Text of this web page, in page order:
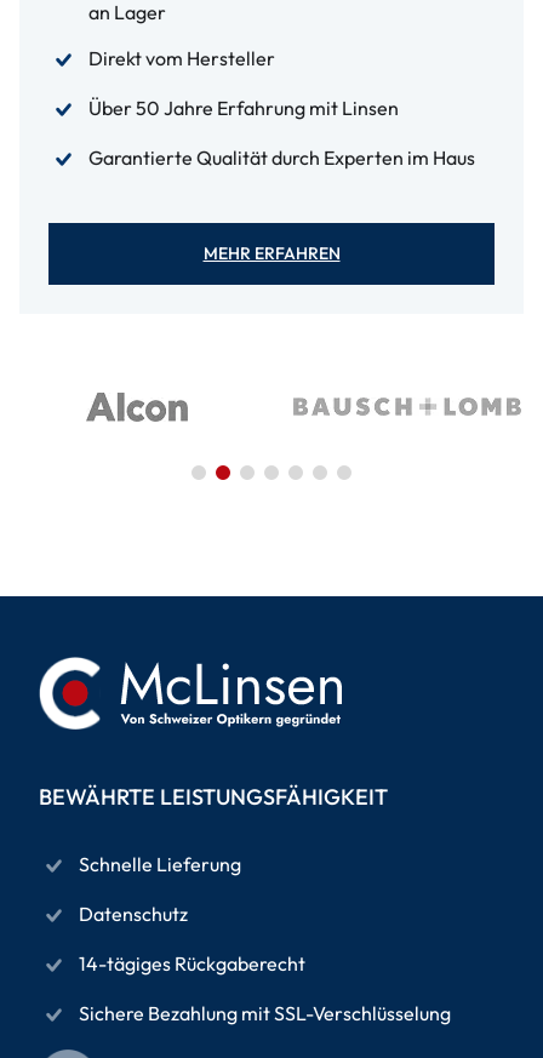
an Lager
Direkt vom Hersteller
Über 50 Jahre Erfahrung mit Linsen
Garantierte Qualität durch Experten im Haus
MEHR ERFAHREN
BEWÄHRTE LEISTUNGSFÄHIGKEIT
Schnelle Lieferung
Datenschutz
14-tägiges Rückgaberecht
Sichere Bezahlung mit SSL-Verschlüsselung